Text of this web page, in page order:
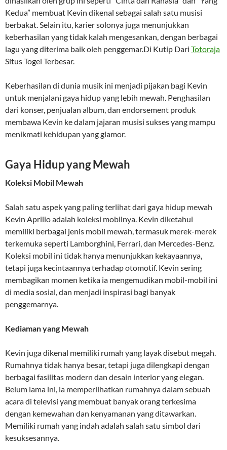
Kedua” membuat Kevin dikenal sebagai salah satu musisi
berbakat. Selain itu, karier solonya juga menunjukkan
keberhasilan yang tidak kalah mengesankan, dengan berbagai
lagu yang diterima baik oleh penggemar.Di Kutip Dari Totoraja
Situs Togel Terbesar.
Keberhasilan di dunia musik ini menjadi pijakan bagi Kevin
untuk menjalani gaya hidup yang lebih mewah. Penghasilan
dari konser, penjualan album, dan endorsement produk
membawa Kevin ke dalam jajaran musisi sukses yang mampu
menikmati kehidupan yang glamor.
Gaya Hidup yang Mewah
Koleksi Mobil Mewah
Salah satu aspek yang paling terlihat dari gaya hidup mewah
Kevin Aprilio adalah koleksi mobilnya. Kevin diketahui
memiliki berbagai jenis mobil mewah, termasuk merek-merek
terkemuka seperti Lamborghini, Ferrari, dan Mercedes-Benz.
Koleksi mobil ini tidak hanya menunjukkan kekayaannya,
tetapi juga kecintaannya terhadap otomotif. Kevin sering
membagikan momen ketika ia mengemudikan mobil-mobil ini
di media sosial, dan menjadi inspirasi bagi banyak
penggemarnya.
Kediaman yang Mewah
Kevin juga dikenal memiliki rumah yang layak disebut megah.
Rumahnya tidak hanya besar, tetapi juga dilengkapi dengan
berbagai fasilitas modern dan desain interior yang elegan.
Belum lama ini, ia memperlihatkan rumahnya dalam sebuah
acara di televisi yang membuat banyak orang terkesima
dengan kemewahan dan kenyamanan yang ditawarkan.
Memiliki rumah yang indah adalah salah satu simbol dari
kesuksesannya.